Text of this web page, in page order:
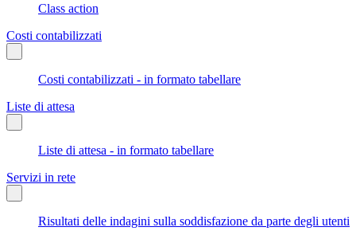
Class action
Costi contabilizzati
Costi contabilizzati - in formato tabellare
Liste di attesa
Liste di attesa - in formato tabellare
Servizi in rete
Risultati delle indagini sulla soddisfazione da parte degli utenti